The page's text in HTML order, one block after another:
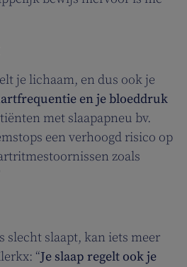
je lichaam, en dus ook je
en je bloeddruk
met slaapapneu bv.
een verhoogd risico op
zoals
slecht slaapt, kan iets meer
“Je slaap regelt ook je